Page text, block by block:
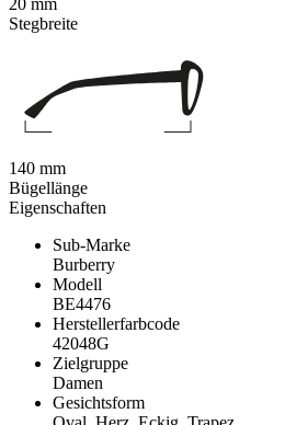
Eigenschaften
Sub-Marke
Burberry
Modell
BE4476
Herstellerfarbcode
42048G
Zielgruppe
Damen
Gesichtsform
20 mm
Stegbreite
140 mm
Bügellänge